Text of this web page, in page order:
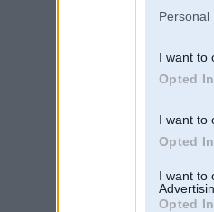
Personal
I want to
Opted In
I want to
Opted In
I want to
Opted In